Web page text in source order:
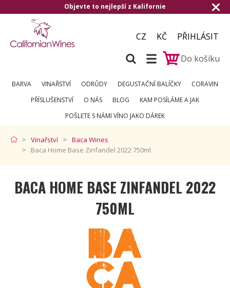
nejlepší z Kalifornie Doručení
CZ KČ
PŘIHLÁSIT
Do košíku
BARVA VINAŘSTVÍ ODRŮDY DEGUSTAČNÍ BALÍČKY
CORAVIN
PŘÍSLUŠENSTVÍ
O NÁS BLOG
KAM POSÍLÁME A JAK
POŠLETE S NÁMI VÍNO JAKO DÁREK
Vinařství
Baca Wines
Baca Home Base Zinfandel 2022 750ml
BACA HOME BASE ZINFANDEL 2022
750ML